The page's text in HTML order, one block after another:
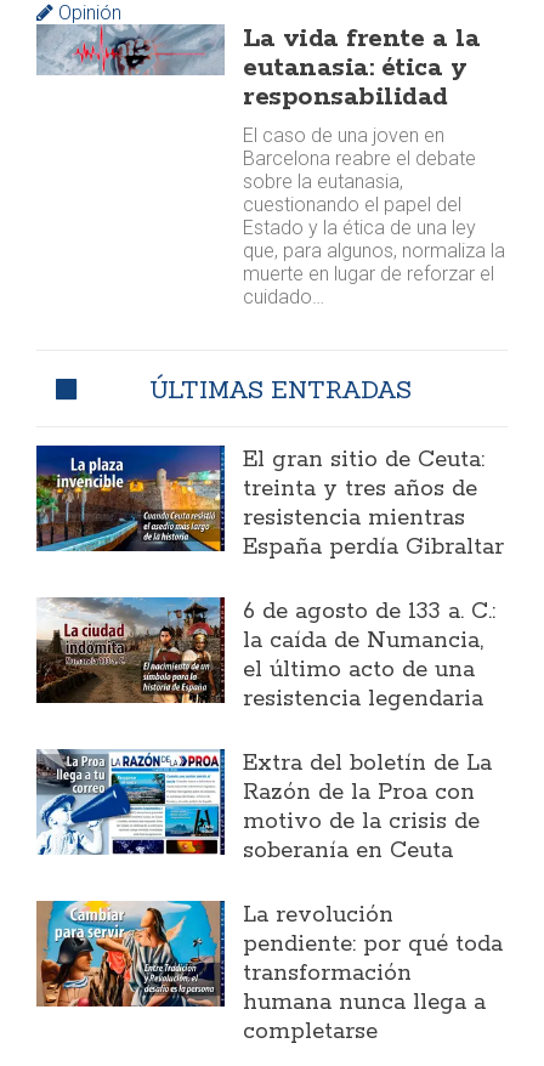
Opinión
La vida frente a la
eutanasia: ética y
responsabilidad
El caso de una joven en
Barcelona reabre el debate
sobre la eutanasia,
cuestionando el papel del
Estado y la ética de una ley
que, para algunos, normaliza la
muerte en lugar de reforzar el
cuidado…
ÚLTIMAS ENTRADAS
El gran sitio de Ceuta:
treinta y tres años de
resistencia mientras
España perdía Gibraltar
6 de agosto de 133 a. C.:
la caída de Numancia,
el último acto de una
resistencia legendaria
Extra del boletín de La
Razón de la Proa con
motivo de la crisis de
soberanía en Ceuta
La revolución
pendiente: por qué toda
transformación
humana nunca llega a
completarse